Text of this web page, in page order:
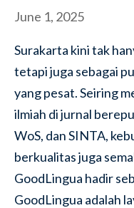
June 1, 2025
Surakarta kini tak
tetapi juga sebagai
yang pesat. Seiring
ilmiah di jurnal
WoS, dan SINTA,
berkualitas juga
GoodLingua hadir
GoodLingua adalah